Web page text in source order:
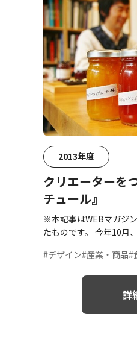
2013年度
クリエーターを
チュール』
※本記事はWEBマガジ
たものです。 今年10月
#デザイン#産業・商品#
詳